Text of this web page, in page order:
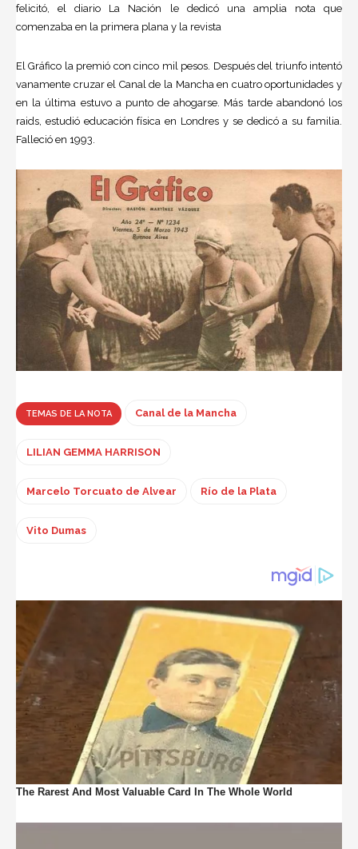
felicitó, el diario La Nación le dedicó una amplia nota que
comenzaba en la primera plana y la revista
El Gráfico la premió con cinco mil pesos. Después del triunfo intentó
vanamente cruzar el Canal de la Manchaen cuatro oportunidades y
en la última estuvo a punto de ahogarse. Más tarde abandonó los
raids, estudió educación física en Londres y se dedicó a su familia.
Falleció en 1993.
TEMAS DE LA NOTA Canal de la Mancha
LILIAN GEMMA HARRISON
Marcelo Torcuato de Alvear Río de la Plata
Vito Dumas